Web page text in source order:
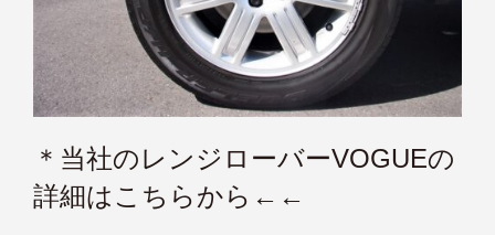
＊当社のレンジローバーVOGUEの
詳細はこちらから←←